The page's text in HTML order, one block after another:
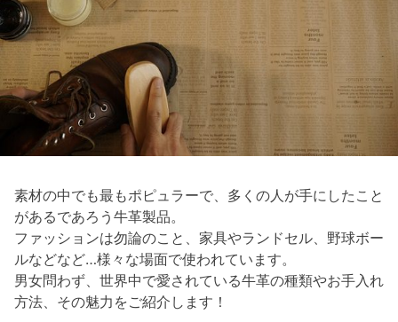
素材の中でも最もポピュラーで、多くの人が手にしたこと
があるであろう牛革製品。
ファッションは勿論のこと、家具やランドセル、野球ボー
ルなどなど…様々な場面で使われています。
男女問わず、世界中で愛されている牛革の種類やお手入れ
方法、その魅力をご紹介します！